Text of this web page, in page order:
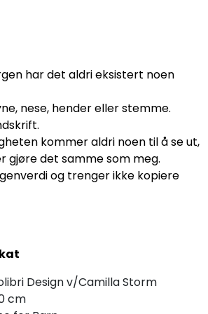
har det aldri eksistert noen
nese, hender eller stemme.
kommer aldri noen til å se ut,
gjøre det samme som meg.
og trenger ikke kopiere
Design v/Camilla Storm
cm